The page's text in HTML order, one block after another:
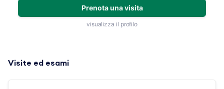
Prenota una visita
visualizza il profilo
Visite ed esami